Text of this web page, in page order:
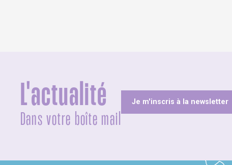
L'actualité
Dans votre boîte mail
Je m'inscris à la newsletter